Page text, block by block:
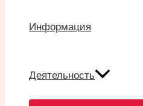
Информация
Деятельность